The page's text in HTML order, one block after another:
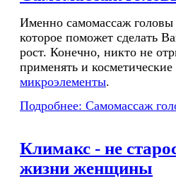
Именно самомассаж
которое поможет сделать
рост. Конечно, никто не
применять и
микроэлементы.
Подробнее: Самомассаж
Климакс - не
жизни женщины